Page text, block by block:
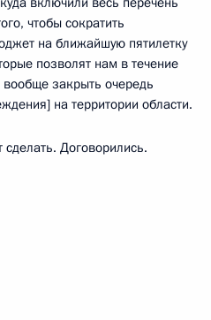
чтобы сократить
на ближайшую пятилетку
позволят нам в течение
закрыть очередь
на территории области.
сделать. Договорились.